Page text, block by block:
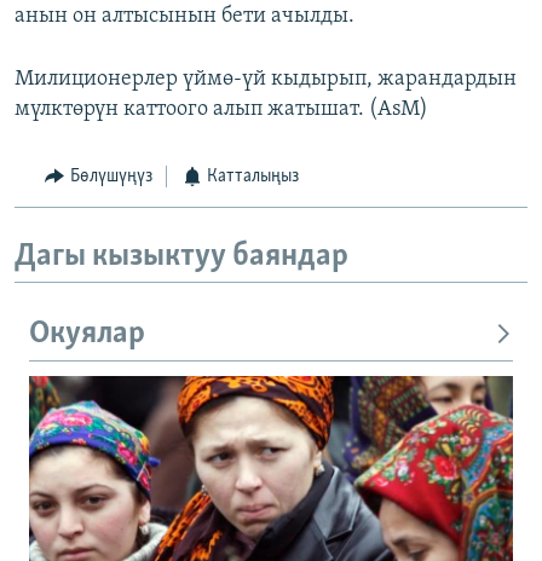
анын он алтысынын бети ачылды.
Милиционерлер үймө-үй кыдырып, жарандардын
мүлктөрүн каттоого алып жатышат. (AsM)
Бөлүшүңүз Катталыңыз
Дагы кызыктуу баяндар
Окуялар